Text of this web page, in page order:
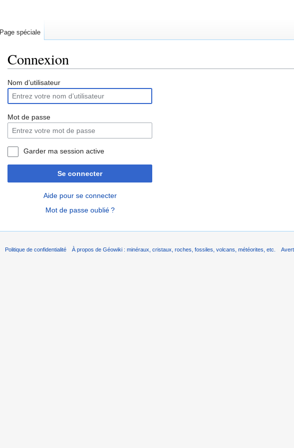
Connexion
Nom d’utilisateur
Mot de passe
Garder ma session active
Se connecter
Aide pour se connecter
Mot de passe oublié ?
Page spéciale
Politique de confidentialité À propos de Géowiki : minéraux, cristaux, roches, fossiles, volcans, météorites, etc.